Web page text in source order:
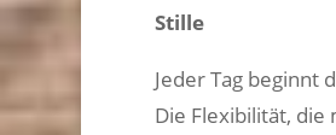
Stille
Jeder Tag beginnt
Die Flexibilität, die